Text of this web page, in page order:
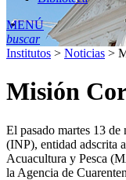
MENÚ
buscar
Institutos > Noticias >
Misión
El pasado martes 13
(INP), entidad adscrita
Acuacultura y Pesca
la Agencia de